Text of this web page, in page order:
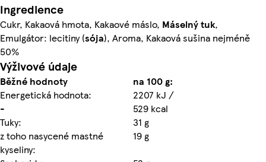
Ingredience
Cukr, Kakaová hmota, Kakaové máslo, Máselnýtuk,
Emulgátor: lecitiny (sója), Aroma, Kakaová sušina nejméně
50%
Výživové údaje
Běžné hodnoty
na 100 g:
Energetická hodnota:
2207 kJ /
-
529 kcal
Tuky:
31 g
z toho nasycené mastné
kyseliny:
19 g